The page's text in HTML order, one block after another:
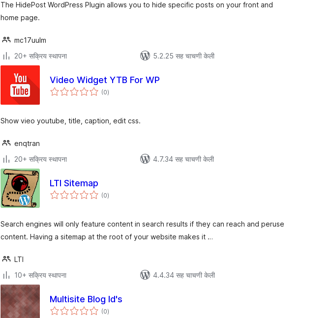
The HidePost WordPress Plugin allows you to hide specific posts on your front and
home page.
mc17uulm
20+ सक्रिय स्थापना
5.2.25 सह चाचणी केली
Video Widget YTB For WP
(0एकूण
मूल्यांकन
)
Show vieo youtube, title, caption, edit css.
enqtran
20+ सक्रिय स्थापना
4.7.34 सह चाचणी केली
LTI Sitemap
(0एकूण
मूल्यांकन
)
Search engines will only feature content in search results if they can reach and peruse
content. Having a sitemap at the root of your website makes it …
LTI
10+ सक्रिय स्थापना
4.4.34 सह चाचणी केली
Multisite Blog Id's
(0एकूण
मूल्यांकन
)